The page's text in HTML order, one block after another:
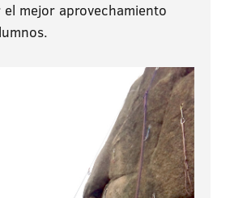
mejor aprovechamiento